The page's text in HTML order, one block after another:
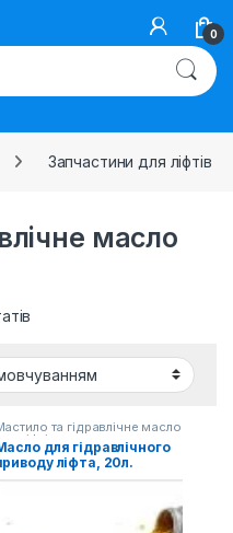
0
Запчастини для ліфтів
масло
та гідравлічне масло
ліфтівдля гідравлічного
ліфта, 20л.